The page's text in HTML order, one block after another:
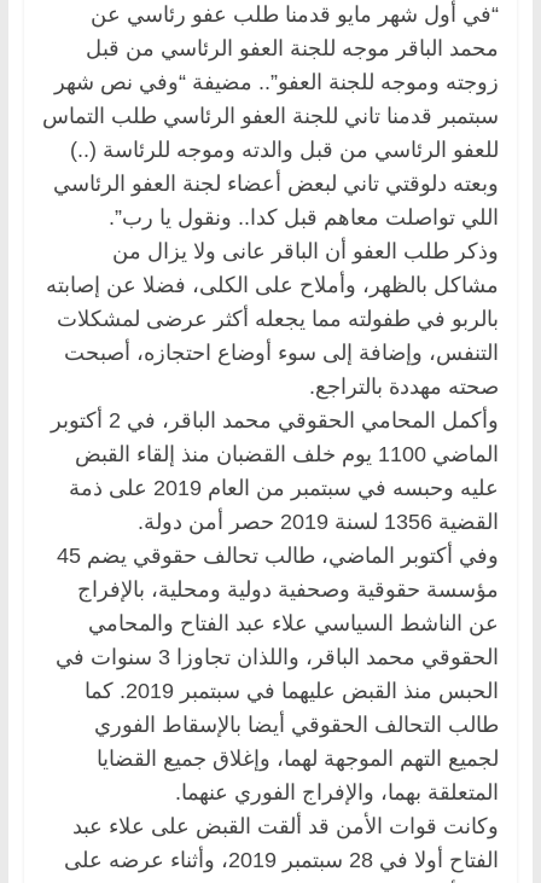
“في أول شهر مايو قدمنا طلب عفو رئاسي عن
محمد الباقر موجه للجنة العفو الرئاسي من قبل
زوجته وموجه للجنة العفو”.. مضيفة “وفي نص شهر
سبتمبر قدمنا تاني للجنة العفو الرئاسي طلب التماس
للعفو الرئاسي من قبل والدته وموجه للرئاسة (..)
وبعته دلوقتي تاني لبعض أعضاء لجنة العفو الرئاسي
اللي تواصلت معاهم قبل كدا.. ونقول يا رب”.
وذكر طلب العفو أن الباقر عانى ولا يزال من
مشاكل بالظهر، وأملاح على الكلى، فضلا عن إصابته
بالربو في طفولته مما يجعله أكثر عرضى لمشكلات
التنفس، وإضافة إلى سوء أوضاع احتجازه، أصبحت
صحته مهددة بالتراجع.
وأكمل المحامي الحقوقي محمد الباقر، في 2 أكتوبر
الماضي 1100 يوم خلف القضبان منذ إلقاء القبض
عليه وحبسه في سبتمبر من العام 2019 على ذمة
القضية 1356 لسنة 2019 حصر أمن دولة.
وفي أكتوبر الماضي، طالب تحالف حقوقي يضم 45
مؤسسة حقوقية وصحفية دولية ومحلية، بالإفراج
عن الناشط السياسي علاء عبد الفتاح والمحامي
الحقوقي محمد الباقر، واللذان تجاوزا 3 سنوات في
الحبس منذ القبض عليهما في سبتمبر 2019. كما
طالب التحالف الحقوقي أيضا بالإسقاط الفوري
لجميع التهم الموجهة لهما، وإغلاق جميع القضايا
المتعلقة بهما، والإفراج الفوري عنهما.
وكانت قوات الأمن قد ألقت القبض على علاء عبد
الفتاح أولا في 28 سبتمبر 2019، وأثناء عرضه على